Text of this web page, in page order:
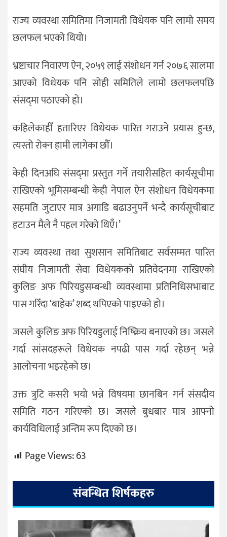
राज्य व्यवस्था समितिमा निजामती विधेयक पनि लामो समय
छलफल भएको थियो।
भ्रष्टाचार निवारण ऐन, २०५९ लाई संशोधन गर्न २०७६ सालमा
आएको विधेयक पनि सोही समितिले लामो छलफलपछि
संसद्‌मा पठाएको हो।
कहिलेकाहीँ हतारिएर विधेयक पारित गराउने प्रयास हुन्छ,
त्यस्तो रोक्न हामी लागेका छौँ।
केही दिनअघि संसद्‌मा प्रस्तुत गर्ने तयारीसहित कार्यसूचीमा
राखिएको भूमिसम्बन्धी केही नेपाल ऐन संशोधन विधेयकमा
सहमति जुटाएर मात्र अगाडि बढाउनुपर्ने भन्दै कार्यसूचीबाट
हटाउन मैले नै पहल गरेको थिएँ।’
राज्य व्यवस्था तथा सुशसान समितिबाट सर्वसम्मत पारित
संघीय निजामती सेवा विधेयकको प्रतिवेदनमा राखिएको
कुलिङ अफ पिरियडुसम्बन्धी व्यवस्थामा प्रतिनिधिसभाबाट
पास गरिँदा ‘बाहेक’ शब्द थपिएको पाइएको हो।
जसले कुलिङ अफ पिरियडुलाई निष्क्रिय बनाएको छ। जसले
गर्दा सांसदहरूले विधेयक नपढी पास गर्दा रहेछन् भन्ने
आलोचना भइरहेको छ।
उक्त त्रुटि कसरी भयो भन्ने विषयमा छानबिन गर्न संसदीय
समिति गठन गरिएको छ। जसले बुधबार मात्र आफ्नो
कार्यविधिलाई अन्तिम रूप दिएको छ।
Page Views:63
संबन्धित शिर्षकहरु